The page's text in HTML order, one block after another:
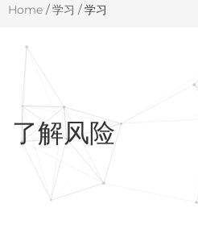
Home /学习 /学习
了解风险